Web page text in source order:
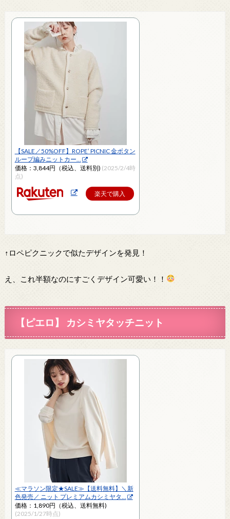
【SALE／50%OFF】ROPE’ PICNIC 金ボタン
ループ編みニットカー…
価格：3,844円（税込、送料別) (2025/2/4時
点)
楽天で購入
↑ロペピクニックで似たデザインを発見！
え、これ半額なのにすごくデザイン可愛い！！
【ピエロ】 カシミヤタッチニット
≪マラソン限定★SALE≫【送料無料】＼新
色発売／ ニット プレミアムカシミヤタ…
価格：1,890円（税込、送料無料)
(2025/1/27時点)